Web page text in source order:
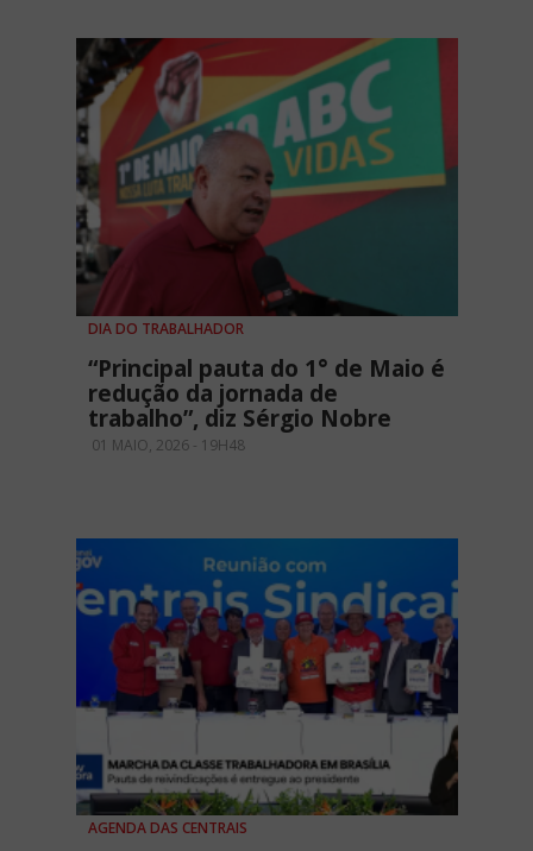
DIA DO TRABALHADOR
“Principal pauta do 1° de Maio é
redução da jornada de
trabalho”, diz Sérgio Nobre
01 MAIO, 2026 - 19H48
AGENDA DAS CENTRAIS